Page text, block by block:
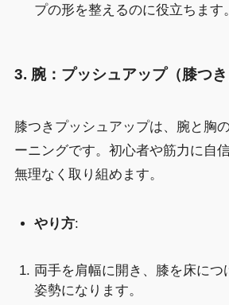
プの形を整えるのに役立ちます。
3. 腕：プッシュアップ（膝つき
膝つきプッシュアップは、腕と胸
ーニングです。初心者や筋力に自
無理なく取り組めます。
やり方:
両手を肩幅に開き、膝を床につ
姿勢になります。